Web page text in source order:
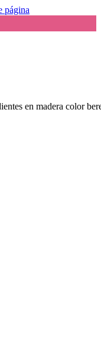
página
en madera color